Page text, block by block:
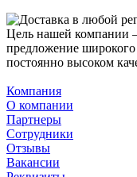
Цель нашей компании
предложение широкого
постоянно высоком
Компания
О компании
Партнеры
Сотрудники
Отзывы
Вакансии